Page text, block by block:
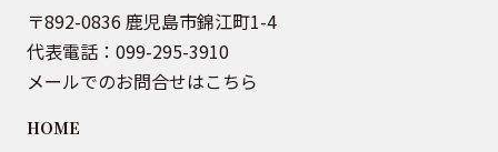
〒892-0836 鹿児島市錦江町1-4
代表電話： 099-295-3910
メールでのお問合せはこちら
HOME